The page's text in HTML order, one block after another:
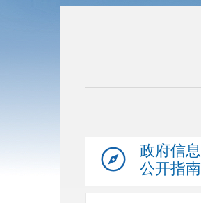
政府信息
公开指南